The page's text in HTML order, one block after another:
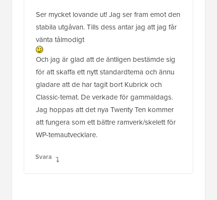
Ser mycket lovande ut! Jag ser fram emot den
stabila utgåvan. Tills dess antar jag att jag får
vänta tålmodigt
Och jag är glad att de äntligen bestämde sig
för att skaffa ett nytt standardtema och ännu
gladare att de har tagit bort Kubrick och
Classic-temat. De verkade för gammaldags.
Jag hoppas att det nya Twenty Ten kommer
att fungera som ett bättre ramverk/skelett för
WP-temautvecklare.
Svara